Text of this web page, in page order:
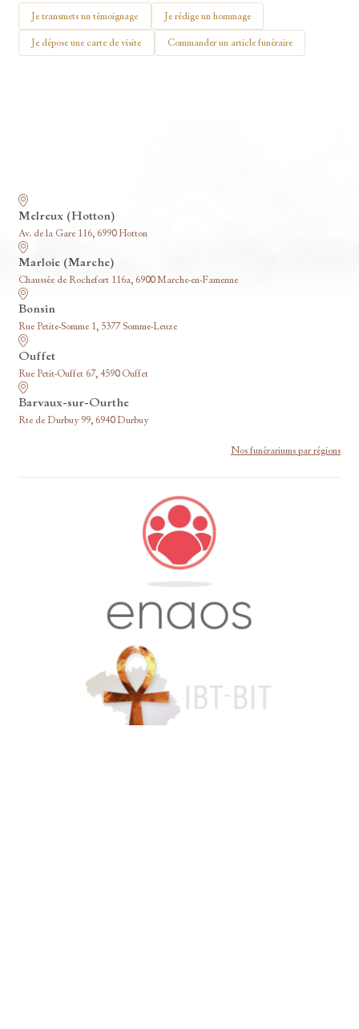
Je transmets un témoignage Je rédige un hommage
Je dépose une carte de visite Commander un article funéraire
Melreux (Hotton)
Av. de la Gare 116, 6990 Hotton
Marloie (Marche)
Chaussée de Rochefort 116a, 6900 Marche-en-Famenne
Bonsin
Rue Petite-Somme 1, 5377 Somme-Leuze
Ouffet
Rue Petit-Ouffet 67, 4590 Ouffet
Barvaux-sur-Ourthe
Rte de Durbuy 99, 6940 Durbuy
Nos funérariums par régions